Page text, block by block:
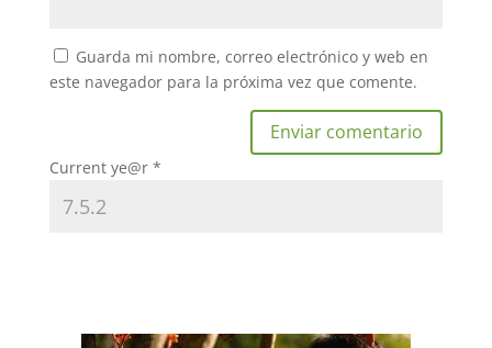
Guarda mi nombre, correo electrónico y web en
este navegador para la próxima vez que comente.
Current ye@r *